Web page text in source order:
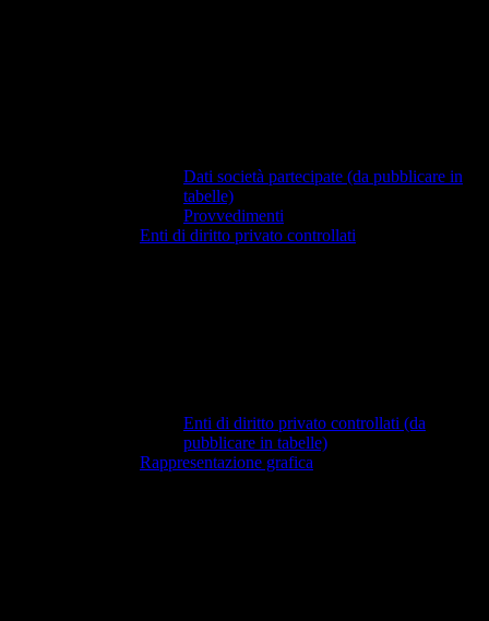
Dati società partecipate (da pubblicare in
tabelle)
Provvedimenti
Enti di diritto privato controllati
Enti di diritto privato controllati (da
pubblicare in tabelle)
Rappresentazione grafica